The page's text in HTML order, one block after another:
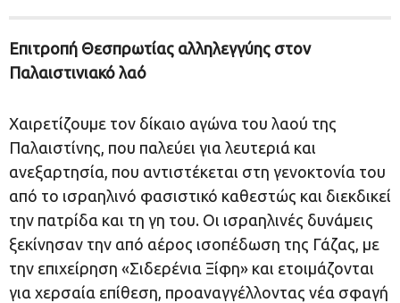
Επιτροπή Θεσπρωτίας αλληλεγγύης στον
Παλαιστινιακό λαό
Χαιρετίζουμε τον δίκαιο αγώνα του λαού της
Παλαιστίνης, που παλεύει για λευτεριά και
ανεξαρτησία, που αντιστέκεται στη γενοκτονία του
από το ισραηλινό φασιστικό καθεστώς και διεκδικεί
την πατρίδα και τη γη του. Οι ισραηλινές δυνάμεις
ξεκίνησαν την από αέρος ισοπέδωση της Γάζας, με
την επιχείρηση «Σιδερένια Ξίφη» και ετοιμάζονται
για χερσαία επίθεση, προαναγγέλλοντας νέα σφαγή